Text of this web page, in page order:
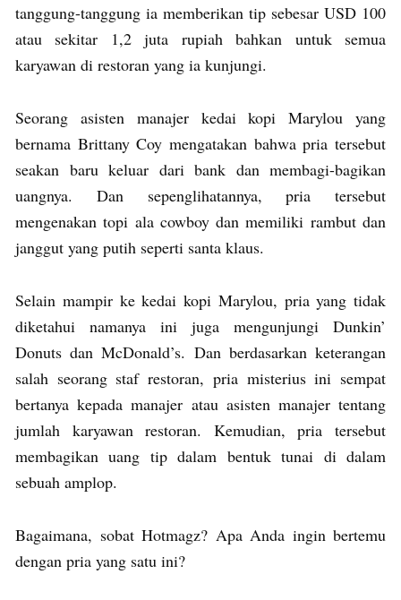
tanggung-tanggung ia memberikan tip sebesar USD 100
atau sekitar 1,2 juta rupiah bahkan untuk semua
karyawan di restoran yang ia kunjungi.
Seorang asisten manajer kedai kopi Marylou yang
bernama Brittany Coy mengatakan bahwa pria tersebut
seakan baru keluar dari bank dan membagi-bagikan
uangnya. Dan sepenglihatannya, pria tersebut
mengenakan topi ala cowboy dan memiliki rambut dan
janggut yang putih seperti santa klaus.
Selain mampir ke kedai kopi Marylou, pria yang tidak
diketahui namanya ini juga mengunjungi Dunkin’
Donuts dan McDonald’s. Dan berdasarkan keterangan
salah seorang staf restoran, pria misterius ini sempat
bertanya kepada manajer atau asisten manajer tentang
jumlah karyawan restoran. Kemudian, pria tersebut
membagikan uang tip dalam bentuk tunai di dalam
sebuah amplop.
Bagaimana, sobat Hotmagz? Apa Anda ingin bertemu
dengan pria yang satu ini?